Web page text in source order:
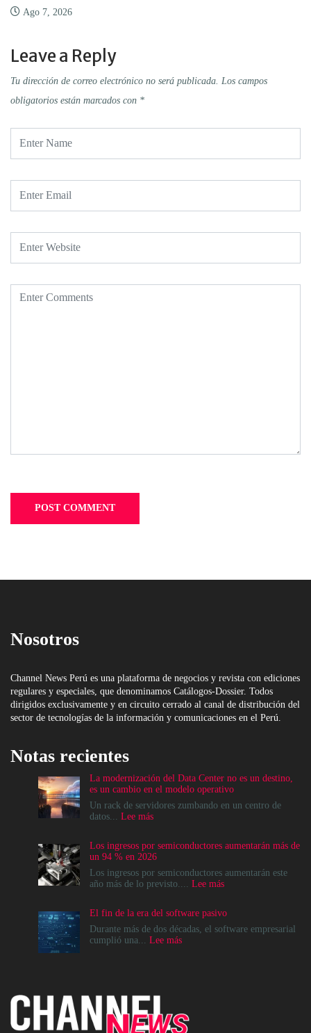
Ago 7, 2026
Leave a Reply
Tu dirección de correo electrónico no será publicada. Los campos
obligatorios están marcados con *
Nosotros
Channel News Perú es una plataforma de negocios y revista con ediciones
regulares y especiales, que denominamos Catálogos-Dossier. Todos
dirigidos exclusivamente y en circuito cerrado al canal de distribución del
sector de tecnologías de la información y comunicaciones en el Perú.
Notas recientes
La modernización del Data Center no es un destino,
es un cambio en el modelo operativo
Un rack de servidores zumbando en un centro de
datos... Lee más:
del
Data
Center
no
destino,
es
un
operativo
Los ingresos por semiconductores aumentarán más de
un 94 % en 2026
Los ingresos por semiconductores aumentarán este
año más de lo previsto.... Lee más:
por
semiconductores
El fin de la era del software pasivo
Durante más de dos décadas, el software empresarial
cumplió una... Lee más:
software
pasivo